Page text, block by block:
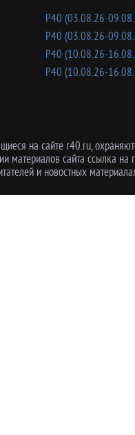
Р40 (03.08.26-
Р40 (03.08.26-
Р40 (10.08.26-
Р40 (10.08.26-
на сайте r40.ru,
материалов сайта ссылка
и новостных